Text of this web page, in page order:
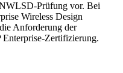
Prüfung vor. Bei
Wireless Design
Anforderung der
Zertifizierung.